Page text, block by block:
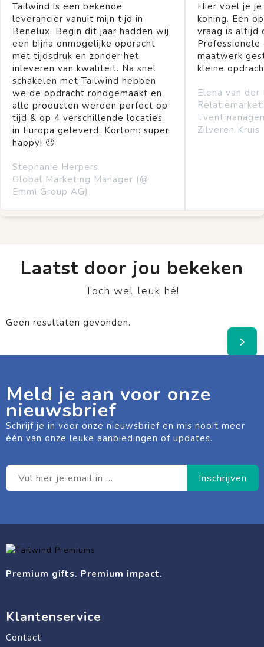
Tailwind is een bekende
leverancier vanuit mijn tijd in
Benelux. Begin dit jaar hadden wij
een bijna onmogelijke opdracht
met tijdsdruk en zonder het
inleveren van kwaliteit. Na snel
schakelen met Tailwind hebben
we de opdracht rondgemaakt en
alle producten werden perfect op
tijd & op 4 verschillende locaties
in Europa geleverd. Kortom: super
happy! 🙂
Stephanie Herpers
Global Marketing Manager (@
Emmi Group AG)
Hier voel je
koning. Een
vraag is altijd
Professionele
maatwerk
kleine
Elena van der
Zilveren Kruis
Laatst door jou bekeken
Toch wel leuk hé!
Geen resultaten gevonden.
Meld je aan voor onze
nieuwsbrief
Schrijf je in voor onze nieuwsbrief en mis nooit meer
één van onze leuke aanbiedingen of updates.
Premium gifts. Premium impact.
Klantenservice
Contact